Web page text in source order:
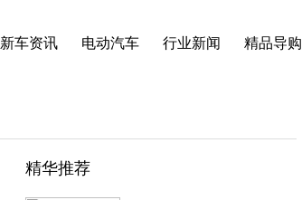
新车资讯 电动汽车 行业新闻 精品导购
精华推荐